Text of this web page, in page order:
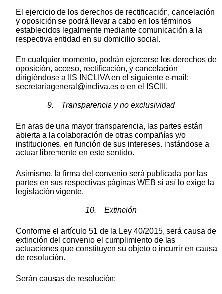
El ejercicio de los derechos de rectificación, cancelación
y oposición se podrá llevar a cabo en los términos
establecidos legalmente mediante comunicación a la
respectiva entidad en su domicilio social.
En cualquier momento, podrán ejercerse los derechos de
oposición, acceso, rectificación, y cancelación
dirigiéndose a IIS INCLIVA en el siguiente e-mail:
secretariageneral@incliva.es o en el ISCIII.
9. Transparencia y no exclusividad
En aras de una mayor transparencia, las partes están
abierta a la colaboración de otras compañías y/o
instituciones, en función de sus intereses, instándose a
actuar libremente en este sentido.
Asimismo, la firma del convenio será publicada por las
partes en sus respectivas páginas WEB si así lo exige la
legislación vigente.
10. Extinción
Conforme el artículo 51 de la Ley 40/2015, será causa de
extinción del convenio el cumplimiento de las
actuaciones que constituyen su objeto o incurrir en causa
de resolución.
Serán causas de resolución: